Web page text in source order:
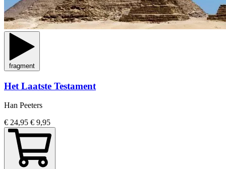
fragment
Het Laatste Testament
Han Peeters
€ 24,95 € 9,95